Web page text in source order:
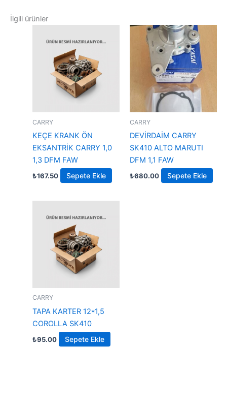
İlgili ürünler
CARRY
KEÇE KRANK ÖN
EKSANTRİK CARRY 1,0
1,3 DFM FAW
₺167.50 Sepete Ekle
CARRY
DEVİRDAİM CARRY
SK410 ALTO MARUTI
DFM 1,1 FAW
₺680.00 Sepete Ekle
CARRY
TAPA KARTER 12*1,5
COROLLA SK410
₺95.00 Sepete Ekle